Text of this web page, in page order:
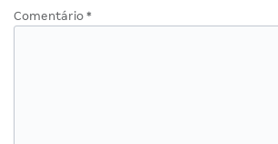
Comentário *